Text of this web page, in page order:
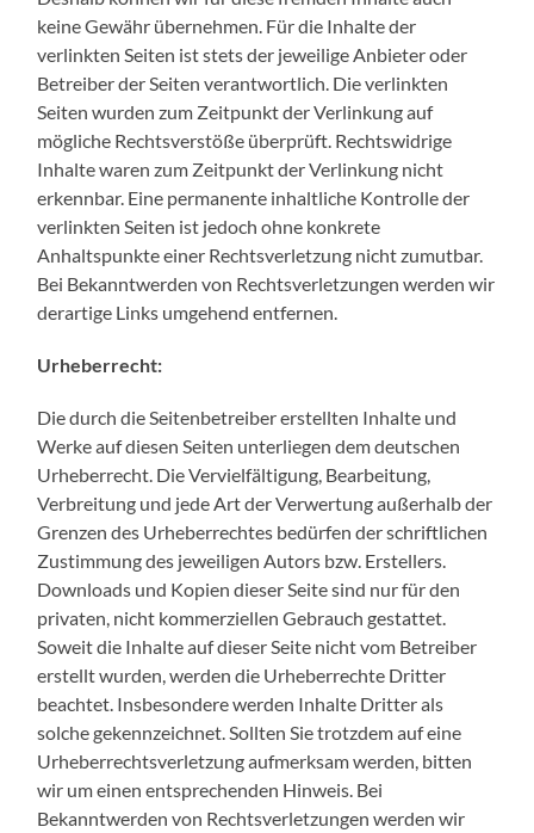
keine Gewähr übernehmen. Für die Inhalte der
verlinkten Seiten ist stets der jeweilige Anbieter oder
Betreiber der Seiten verantwortlich. Die verlinkten
Seiten wurden zum Zeitpunkt der Verlinkung auf
mögliche Rechtsverstöße überprüft. Rechtswidrige
Inhalte waren zum Zeitpunkt der Verlinkung nicht
erkennbar. Eine permanente inhaltliche Kontrolle der
verlinkten Seiten ist jedoch ohne konkrete
Anhaltspunkte einer Rechtsverletzung nicht zumutbar.
Bei Bekanntwerden von Rechtsverletzungen werden wir
derartige Links umgehend entfernen.
Urheberrecht:
Die durch die Seitenbetreiber erstellten Inhalte und
Werke auf diesen Seiten unterliegen dem deutschen
Urheberrecht. Die Vervielfältigung, Bearbeitung,
Verbreitung und jede Art der Verwertung außerhalb der
Grenzen des Urheberrechtes bedürfen der schriftlichen
Zustimmung des jeweiligen Autors bzw. Erstellers.
Downloads und Kopien dieser Seite sind nur für den
privaten, nicht kommerziellen Gebrauch gestattet.
Soweit die Inhalte auf dieser Seite nicht vom Betreiber
erstellt wurden, werden die Urheberrechte Dritter
beachtet. Insbesondere werden Inhalte Dritter als
solche gekennzeichnet. Sollten Sie trotzdem auf eine
Urheberrechtsverletzung aufmerksam werden, bitten
wir um einen entsprechenden Hinweis. Bei
Bekanntwerden von Rechtsverletzungen werden wir